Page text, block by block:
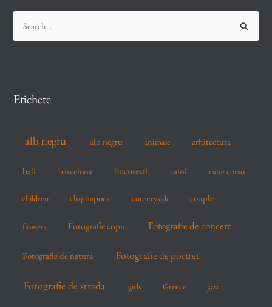
e
h
Etichete
alb negru alb negru animale arhitectura
bali barcelona bucuresti caini cane corso
children cluj-napoca countryside couple
flowers Fotografie copii Fotografie de concert
Fotografie de natura Fotografie de portret
Fotografie de strada girls Greece jazz